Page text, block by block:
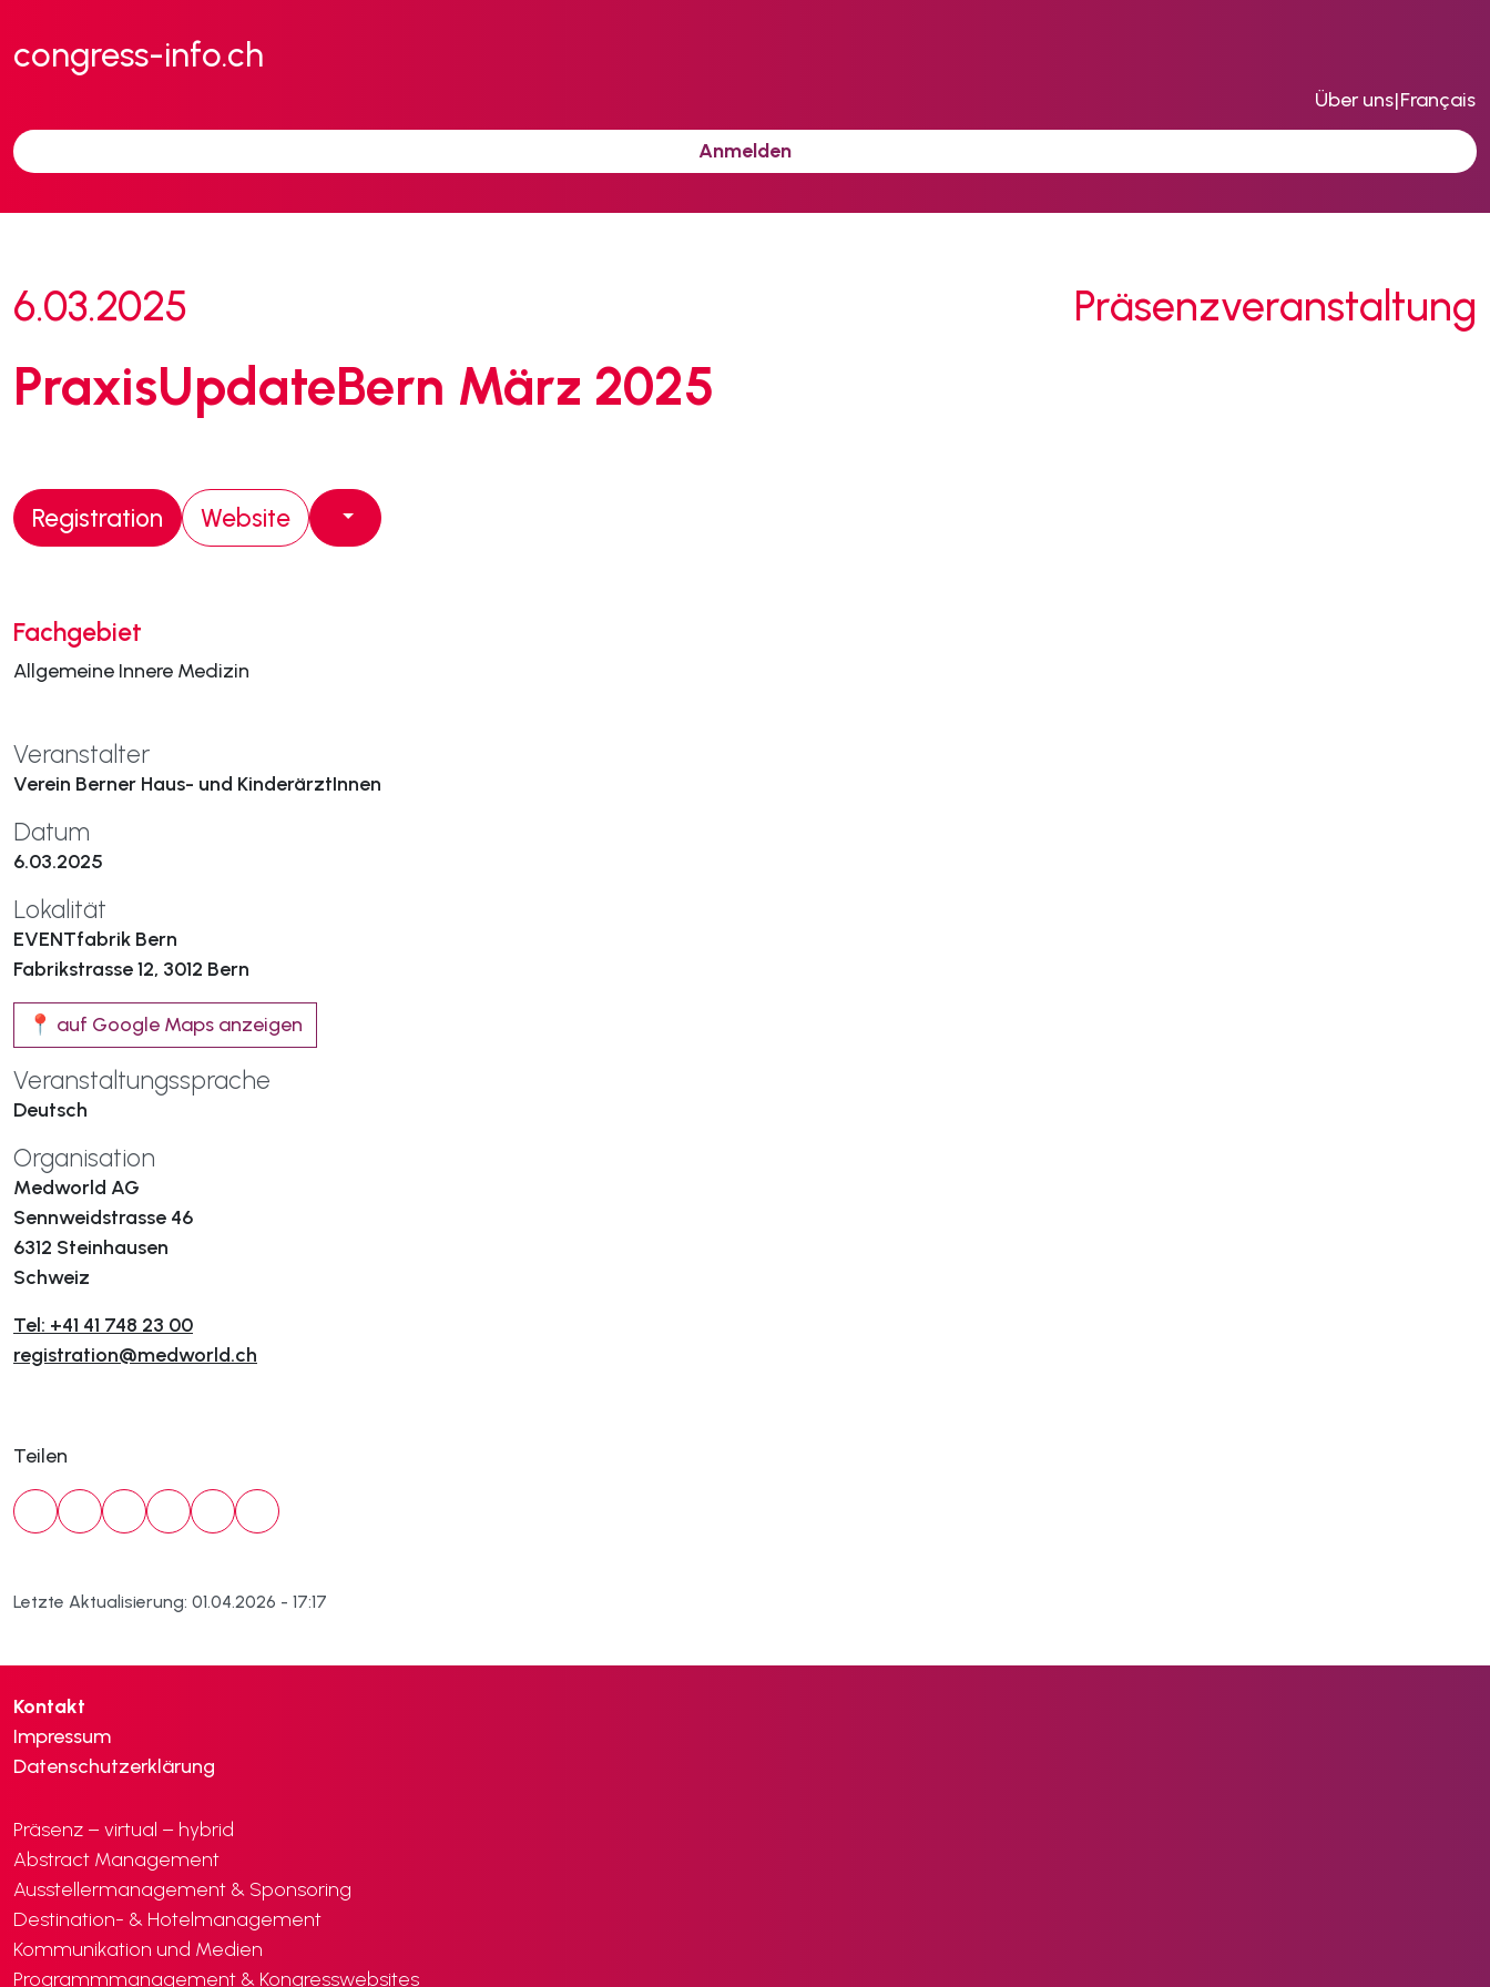
congress-info.ch
Über uns|Français
Anmelden
6.03.2025 Präsenzveranstaltung
PraxisUpdateBern März 2025
Registration Website
Fachgebiet
Allgemeine Innere Medizin
Veranstalter
Verein Berner Haus- und KinderärztInnen
Datum
6.03.2025
Lokalität
EVENTfabrik Bern
Fabrikstrasse 12, 3012 Bern
📍 auf Google Maps anzeigen
Veranstaltungssprache
Deutsch
Organisation
Medworld AG
Sennweidstrasse 46
6312 Steinhausen
Schweiz
Tel: +41 41 748 23 00
registration@medworld.ch
Teilen
Letzte Aktualisierung: 01.04.2026 - 17:17
Kontakt
Impressum
Datenschutzerklärung
Präsenz – virtual – hybrid
Abstract Management
Ausstellermanagement & Sponsoring
Destination- & Hotelmanagement
Kommunikation und Medien
Programmmanagement & Kongresswebsites